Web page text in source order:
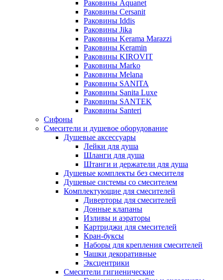
Раковины Aquanet
Раковины Cersanit
Раковины Iddis
Раковины Jika
Раковины Kerama Marazzi
Раковины Keramin
Раковины KIROVIT
Раковины Marko
Раковины Melana
Раковины SANITA
Раковины Sanita Luxe
Раковины SANTEK
Раковины Santeri
Сифоны
Смесители и душевое оборудование
Душевые аксессуары
Лейки для душа
Шланги для душа
Штанги и держатели для душа
Душевые комплекты без смесителя
Душевые системы со смесителем
Комплектующие для смесителей
Диверторы для смесителей
Донные клапаны
Изливы и аэраторы
Картриджи для смесителей
Кран-буксы
Наборы для крепления смесителей
Чашки декоративные
Эксцентрики
Смесители гигиенические